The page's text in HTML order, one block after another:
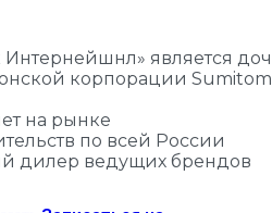
является
корпорации
на рынке
по всей России
дилер ведущих брендов